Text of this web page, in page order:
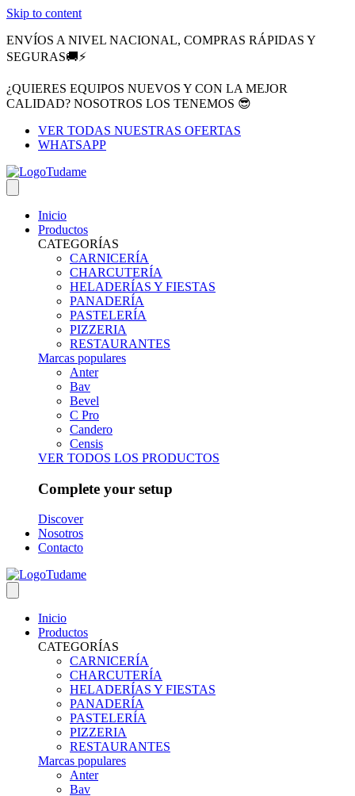
Skip to content
ENVÍOS A NIVEL NACIONAL, COMPRAS RÁPIDAS Y
SEGURAS🚚⚡
¿QUIERES EQUIPOS NUEVOS Y CON LA MEJOR
CALIDAD? NOSOTROS LOS TENEMOS 😎
VER TODAS NUESTRAS OFERTAS
WHATSAPP
Inicio
Productos
CATEGORÍAS
CARNICERÍA
CHARCUTERÍA
HELADERÍAS Y FIESTAS
PANADERÍA
PASTELERÍA
PIZZERIA
RESTAURANTES
Marcas populares
Anter
Bav
Bevel
C Pro
Candero
Censis
VER TODOS LOS PRODUCTOS
Complete your setup
Discover
Nosotros
Contacto
Inicio
Productos
CATEGORÍAS
CARNICERÍA
CHARCUTERÍA
HELADERÍAS Y FIESTAS
PANADERÍA
PASTELERÍA
PIZZERIA
RESTAURANTES
Marcas populares
Anter
Bav